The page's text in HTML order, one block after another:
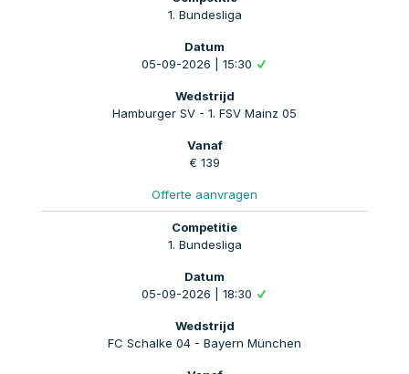
1. Bundesliga
05-09-2026 | 15:30
Hamburger SV - 1. FSV Mainz 05
€ 139
Offerte aanvragen
1. Bundesliga
05-09-2026 | 18:30
FC Schalke 04 - Bayern München